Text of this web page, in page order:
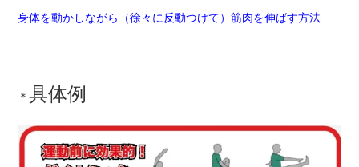
身体を動かしながら（徐々に反動つけて）筋肉を伸ばす方法
＊具体例